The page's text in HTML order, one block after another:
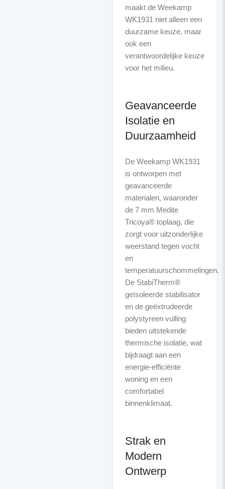
maakt de Weekamp
WK1931 niet alleen een
duurzame keuze, maar
ook een
verantwoordelijke keuze
voor het milieu.
Geavanceerde
Isolatie en
Duurzaamheid
De Weekamp WK1931
is ontworpen met
geavanceerde
materialen, waaronder
de 7 mm Medite
Tricoya® toplaag, die
zorgt voor uitzonderlijke
weerstand tegen vocht
en
temperatuurschommelingen.
De StabiTherm®
geïsoleerde stabilisator
en de geëxtrudeerde
polystyreen vulling
bieden uitstekende
thermische isolatie, wat
bijdraagt aan een
energie-efficiënte
woning en een
comfortabel
binnenklimaat.
Strak en
Modern
Ontwerp